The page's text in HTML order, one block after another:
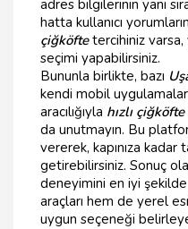
adres bilgilerinin yanı
hatta kullanıcı
çiğköftetercihiniz varsa,
seçimi yapabilirsiniz.
Bununla birlikte, bazı
kendi mobil
aracılığıyla hızlı
da unutmayın. Bu
vererek, kapınıza kadar
getirebilirsiniz. Sonuç
deneyimini en iyi
araçları hem de yerel
uygun seçeneği